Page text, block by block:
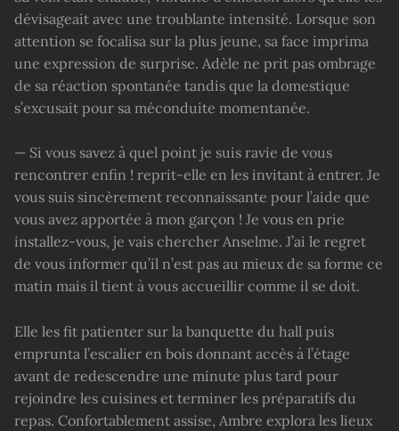
dévisageait avec une troublante intensité. Lorsque son
attention se focalisa sur la plus jeune, sa face imprima
une expression de surprise. Adèle ne prit pas ombrage
de sa réaction spontanée tandis que la domestique
s’excusait pour sa méconduite momentanée.
— Si vous savez à quel point je suis ravie de vous
rencontrer enfin ! reprit-elle en les invitant à entrer. Je
vous suis sincèrement reconnaissante pour l’aide que
vous avez apportée à mon garçon ! Je vous en prie
installez-vous, je vais chercher Anselme. J’ai le regret
de vous informer qu’il n’est pas au mieux de sa forme ce
matin mais il tient à vous accueillir comme il se doit.
Elle les fit patienter sur la banquette du hall puis
emprunta l’escalier en bois donnant accès à l’étage
avant de redescendre une minute plus tard pour
rejoindre les cuisines et terminer les préparatifs du
repas. Confortablement assise, Ambre explora les lieux